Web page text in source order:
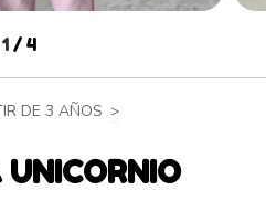
1 / 4
DE 3 AÑOS >